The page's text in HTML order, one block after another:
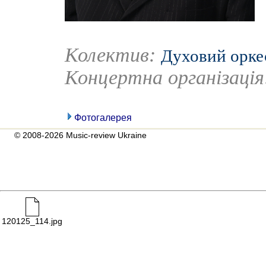
Колектив: Духовий
Концертна
Фотогалерея
© 2008-2026 Music-review Ukraine
120125_114.jpg